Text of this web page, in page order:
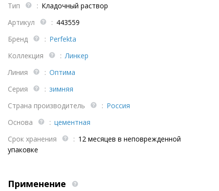
Тип
: Кладочный раствор
Артикул
: 443559
Бренд
: Perfekta
Коллекция
: Линкер
Линия
: Оптима
Серия
: зимняя
Страна производитель
: Россия
Основа
: цементная
Срок хранения
: 12 месяцев в неповрежденной
упаковке
Применение